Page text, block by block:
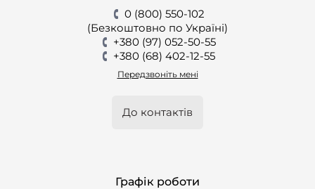
0 (800) 550-102
(Безкоштовно по Україні)
+380 (97) 052-50-55
+380 (68) 402-12-55
Передзвоніть мені
До контактів
Графік роботи